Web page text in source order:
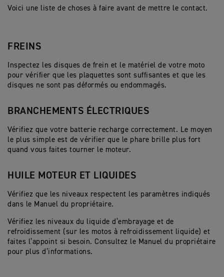
Voici une liste de choses à faire avant de mettre le contact.
FREINS
Inspectez les disques de frein et le matériel de votre moto
pour vérifier que les plaquettes sont suffisantes et que les
disques ne sont pas déformés ou endommagés.
BRANCHEMENTS ÉLECTRIQUES
Vérifiez que votre batterie recharge correctement. Le moyen
le plus simple est de vérifier que le phare brille plus fort
quand vous faites tourner le moteur.
HUILE MOTEUR ET LIQUIDES
Vérifiez que les niveaux respectent les paramètres indiqués
dans le Manuel du propriétaire.
Vérifiez les niveaux du liquide d’embrayage et de
refroidissement (sur les motos à refroidissement liquide) et
faites l’appoint si besoin. Consultez le Manuel du propriétaire
pour plus d’informations.